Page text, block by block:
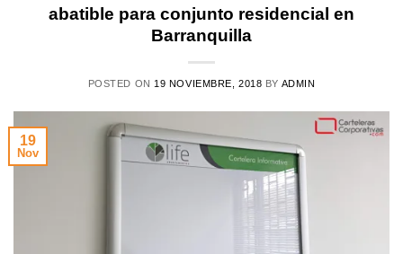
abatible para conjunto residencial en
Barranquilla
POSTED ON 19 NOVIEMBRE, 2018 BY ADMIN
19
Nov